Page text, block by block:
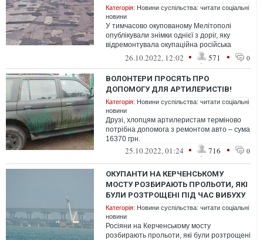
Категорія: Новини суспільства: читати соціальні
новини
У тимчасово окупованому Мелітополі
опублікували знімки однієї з доріг, яку
відремонтувала окупаційна російська
влада. Дороги розбиті технікою, потребу...
26.10.2022, 12:02 • 571 • 0
ВОЛОНТЕРИ ПРОСЯТЬ ПРО
ДОПОМОГУ ДЛЯ АРТИЛЕРИСТІВ!
Категорія: Новини суспільства: читати соціальні
новини
Друзі, хлопцям артилеристам терміново
потрібна допомога з ремонтом авто – сума
16370 грн.
25.10.2022, 01:24 • 716 • 0
ОКУПАНТИ НА КЕРЧЕНСЬКОМУ
МОСТУ РОЗБИРАЮТЬ ПРОЛЬОТИ, ЯКІ
БУЛИ РОЗТРОЩЕНІ ПІД ЧАС ВИБУХУ
Категорія: Новини суспільства: читати соціальні
новини
Росіяни на Керченському мосту
розбирають прольоти, які були розтрощені